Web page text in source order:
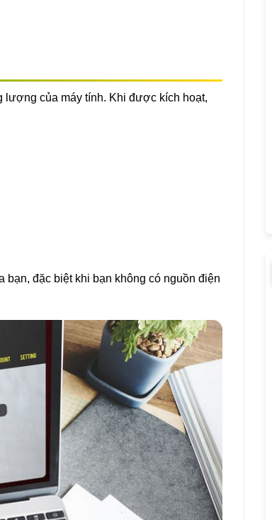
lượng của máy tính. Khi được kích hoạt,
đặc biệt khi bạn không có nguồn điện